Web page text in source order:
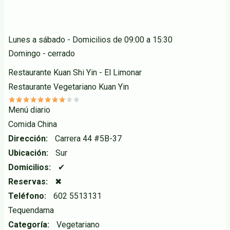
Lunes a sábado - Domicilios de 09:00 a 15:30
Domingo - cerrado
Restaurante Kuan Shi Yin - El Limonar
Restaurante Vegetariano Kuan Yin
Menú diario
Comida China
Dirección
Carrera 44 #5B-37
Ubicación
Sur
Domicilios
✔
Reservas
✖
Teléfono
602 5513131
Tequendama
Categoría
Vegetariano